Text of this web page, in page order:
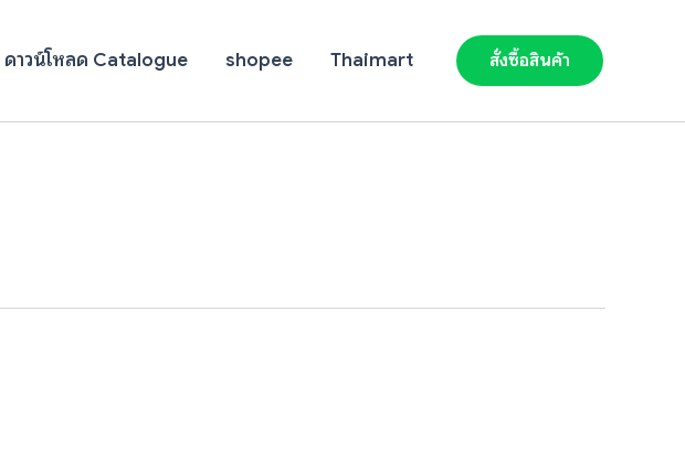
ดาวน์โหลด Catalogue shopee Thaimart สั่งซื้อสินค้า